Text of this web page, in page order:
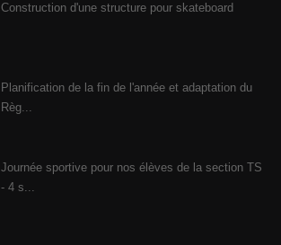
Construction d'une structure pour skateboard
Planification de la fin de l'année et adaptation du
Règ...
Journée sportive pour nos élèves de la section TS
- 4 s...